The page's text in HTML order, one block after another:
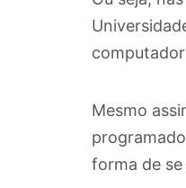
computador
Mesmo
forma de